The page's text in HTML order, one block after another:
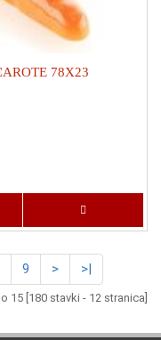
78X23
9 > >|
15 [180 stavki - 12 stranica]